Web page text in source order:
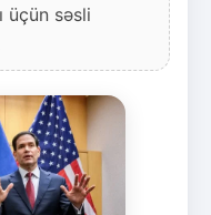
üçün səsli